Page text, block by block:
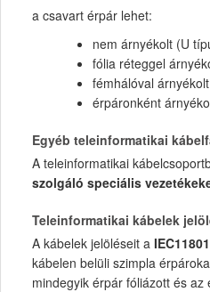
a csavart érpár lehet:
nem árnyékolt (U
fólia réteggel
fémhálóval
érpáronként
Egyéb teleinformatikai
A teleinformatikai
szolgáló speciális
Teleinformatikai kábelek
A kábelek jelöléseit a
kábelen belüli szimpla
mindegyik érpár fóliázott és